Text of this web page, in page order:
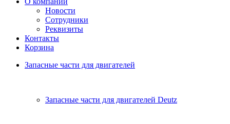
Новости
Сотрудники
Реквизиты
Контакты
Корзина
Запасные части для двигателей
Запасные части для двигателей Deutz